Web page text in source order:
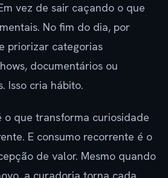
vez de sair caçando o que
No fim do dia, por
priorizar categorias
documentários ou
Isso cria hábito.
o que transforma curiosidade
E consumo recorrente é o
de valor. Mesmo quando